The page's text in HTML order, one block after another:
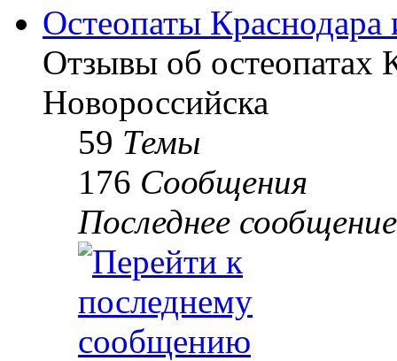
Остеопаты Краснодара
Отзывы об остеопатах
Новороссийска
59 Темы
176 Сообщения
Последнее сообщение